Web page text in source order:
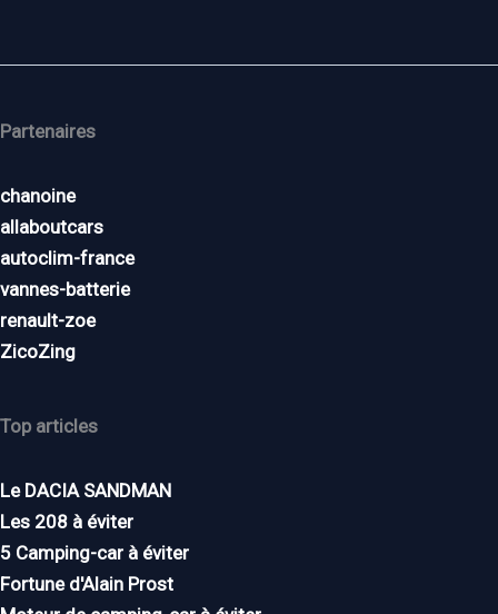
Partenaires
chanoine
allaboutcars
autoclim-france
vannes-batterie
renault-zoe
ZicoZing
Top articles
Le DACIA SANDMAN
Les 208 à éviter
5 Camping-car à éviter
Fortune d'Alain Prost